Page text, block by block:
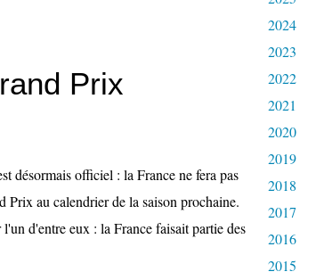
Prix
désormais officiel : la France ne fera pas
Prix au calendrier de la saison prochaine.
d'entre eux : la France faisait partie des
2024
2023
2022
2021
2020
2019
2018
2017
2016
2015